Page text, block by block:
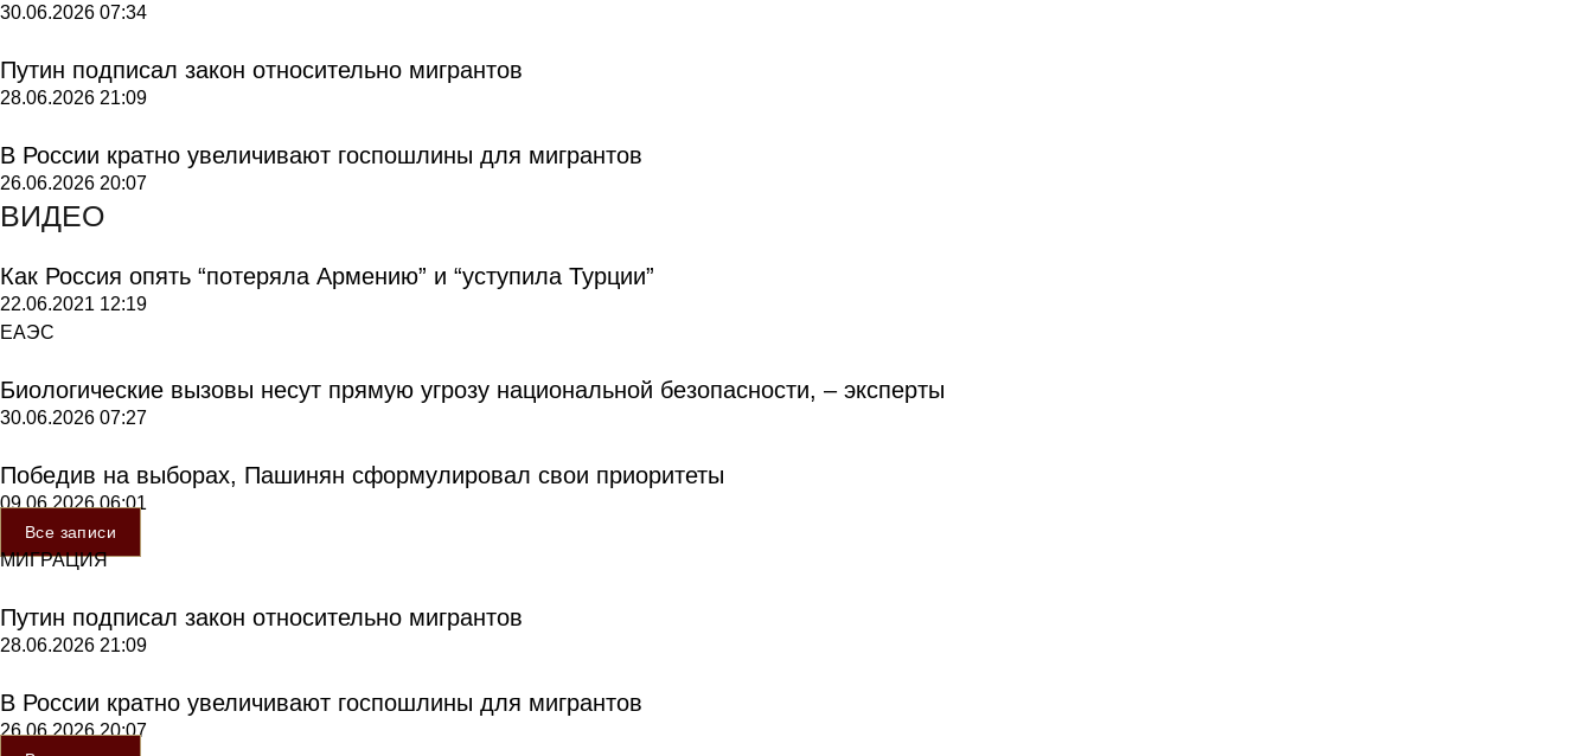
30.06.2026 07:34
Путин подписал закон относительно мигрантов
28.06.2026 21:09
В России кратно увеличивают госпошлины для мигрантов
26.06.2026 20:07
ВИДЕО
Как Россия опять “потеряла Армению” и “уступила Турции”
22.06.2021 12:19
ЕАЭС
Биологические вызовы несут прямую угрозу национальной безопасности, – эксперты
30.06.2026 07:27
Победив на выборах, Пашинян сформулировал свои приоритеты
09.06.202606:01
Все записи
МИГРАЦИЯ
Путин подписал закон относительно мигрантов
28.06.2026 21:09
В России кратно увеличивают госпошлины для мигрантов
26.06.202620:07